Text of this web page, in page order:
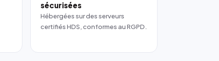
sécurisées
Hébergées sur des serveurs
certifiés HDS, conformes au RGPD.